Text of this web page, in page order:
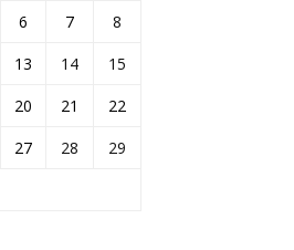
6 7
8
13 14
15
20 21
22
27 28
29